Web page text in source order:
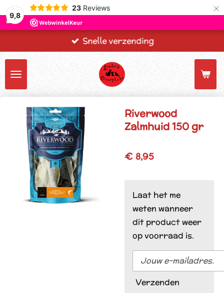
9,8
23 Reviews ×
Snelle verzending
Riverwood
Zalmhuid 150 gr
€ 8,95
Laat het me
weten wanneer
dit product weer
op voorraad is.
Verzenden